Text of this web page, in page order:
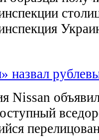
назвал
Nissan